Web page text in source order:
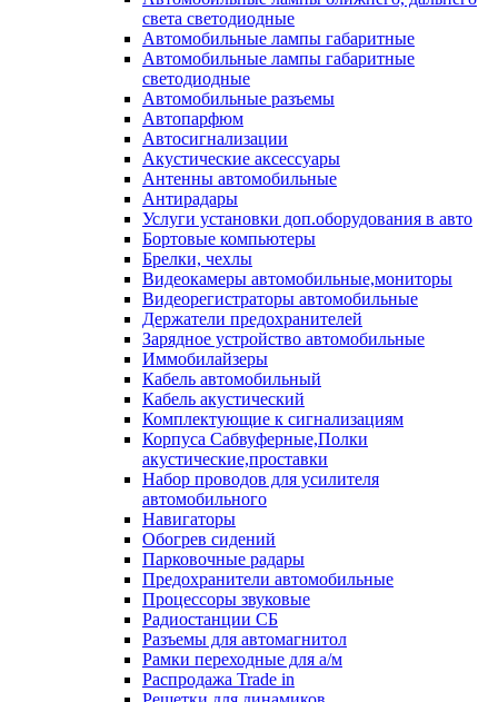
света светодиодные
Автомобильные лампы габаритные
Автомобильные лампы габаритные
светодиодные
Автомобильные разъемы
Автопарфюм
Автосигнализации
Акустические аксессуары
Антенны автомобильные
Антирадары
Услуги установки доп.оборудования в авто
Бортовые компьютеры
Брелки, чехлы
Видеокамеры автомобильные,мониторы
Видеорегистраторы автомобильные
Держатели предохранителей
Зарядное устройство автомобильные
Иммобилайзеры
Кабель автомобильный
Кабель акустический
Комплектующие к сигнализациям
Корпуса Сабвуферные,Полки
акустические,проставки
Набор проводов для усилителя
автомобильного
Навигаторы
Обогрев сидений
Парковочные радары
Предохранители автомобильные
Процессоры звуковые
Радиостанции СБ
Разъемы для автомагнитол
Рамки переходные для а/м
Распродажа Trade in